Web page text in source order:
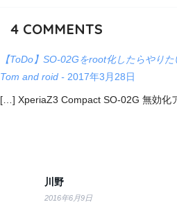
4 COMMENTS
【ToDo】SO-02Gをroot化したらやり
Tom and roid - 2017年3月28日
[…] XperiaZ3 Compact SO-02G 無効化
川野
2016年6月9日